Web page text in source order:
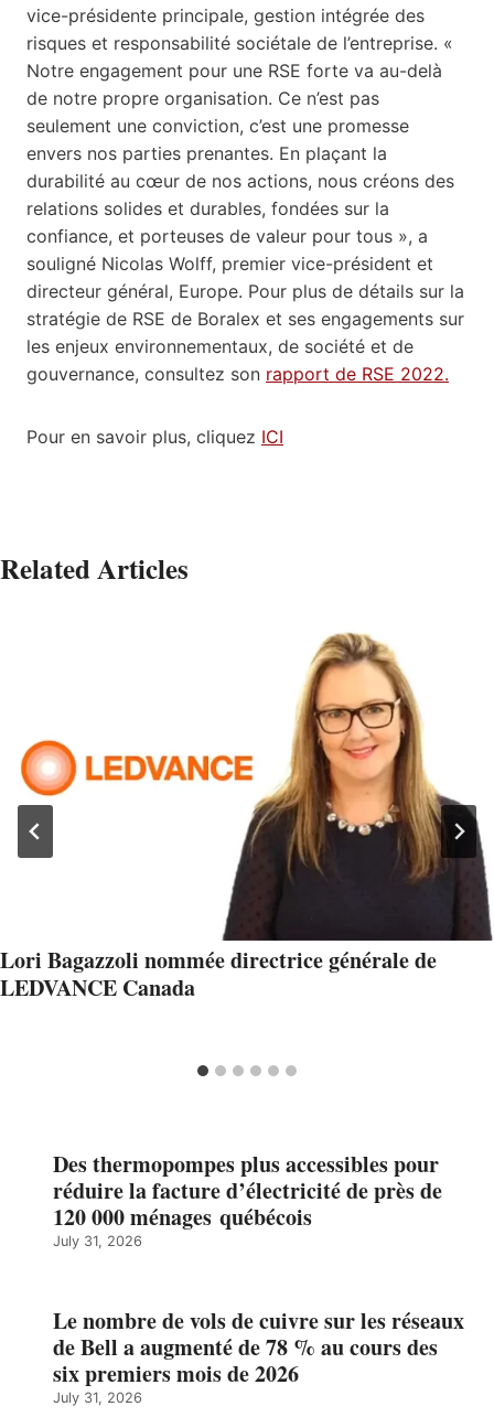
vice-présidente principale, gestion intégrée des
risques et responsabilité sociétale de l’entreprise. «
Notre engagement pour une RSE forte va au-delà
de notre propre organisation. Ce n’est pas
seulement une conviction, c’est une promesse
envers nos parties prenantes. En plaçant la
durabilité au cœur de nos actions, nous créons des
relations solides et durables, fondées sur la
confiance, et porteuses de valeur pour tous », a
souligné Nicolas Wolff, premier vice-président et
directeur général, Europe. Pour plus de détails sur la
stratégie de RSE de Boralex et ses engagements sur
les enjeux environnementaux, de société et de
gouvernance, consultez son rapport de RSE 2022.
Pour en savoir plus, cliquez ICI
Related Articles
Lori Bagazzoli nommée directrice générale de
LEDVANCE Canada
Des thermopompes plus accessibles pour
réduire la facture d’électricité de près de
120 000 ménages québécois
July 31, 2026
Le nombre de vols de cuivre sur les réseaux
de Bell a augmenté de 78 % au cours des
six premiers mois de 2026
July 31, 2026